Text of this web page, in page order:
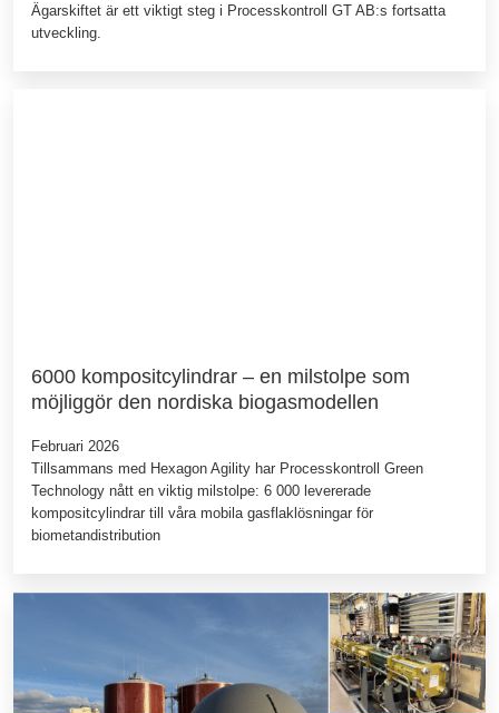
Ägarskiftet är ett viktigt steg i Processkontroll GT AB:s fortsatta
utveckling.
6000 kompositcylindrar – en milstolpe som
möjliggör den nordiska biogasmodellen
Februari 2026
Tillsammans med Hexagon Agility har Processkontroll Green
Technology nått en viktig milstolpe: 6 000 levererade
kompositcylindrar till våra mobila gasflaklösningar för
biometandistribution